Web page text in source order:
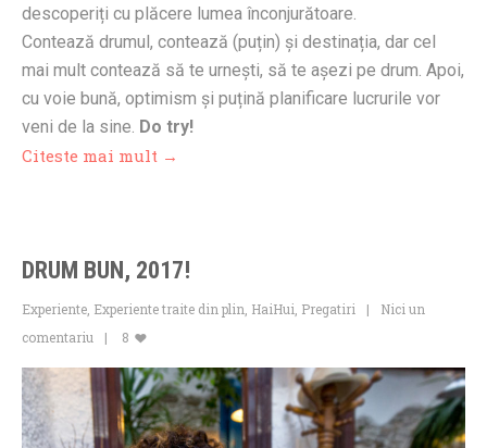
descoperiți cu plăcere lumea înconjurătoare.
Contează drumul, contează (puțin) și destinația, dar cel
mai mult contează să te urnești, să te așezi pe drum. Apoi,
cu voie bună, optimism și puțină planificare lucrurile vor
veni de la sine. Do try!
Citeste mai mult →
DRUM BUN, 2017!
Experiente, Experiente traite din plin, HaiHui, Pregatiri
Nici un
comentariu
8